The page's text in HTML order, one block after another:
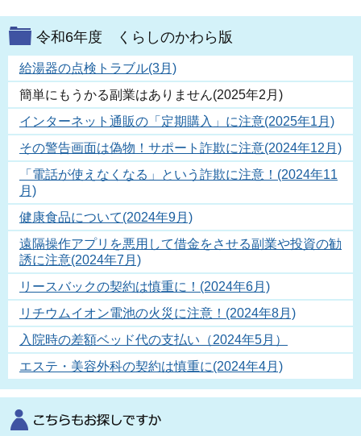
令和6年度 くらしのかわら版
給湯器の点検トラブル(3月)
簡単にもうかる副業はありません(2025年2月)
インターネット通販の「定期購入」に注意(2025年1月)
その警告画面は偽物！サポート詐欺に注意(2024年12月)
「電話が使えなくなる」という詐欺に注意！(2024年11
月)
健康食品について(2024年9月)
遠隔操作アプリを悪用して借金をさせる副業や投資の勧
誘に注意(2024年7月)
リースバックの契約は慎重に！(2024年6月)
リチウムイオン電池の火災に注意！(2024年8月)
入院時の差額ベッド代の支払い（2024年5月）
エステ・美容外科の契約は慎重に(2024年4月)